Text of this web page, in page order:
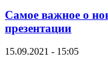
Самое важное о
презентации
15.09.2021 - 15:05